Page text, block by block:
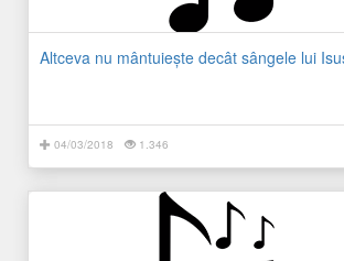
Altceva nu mântuiește decât sângele lui
04/03/2018 1.346